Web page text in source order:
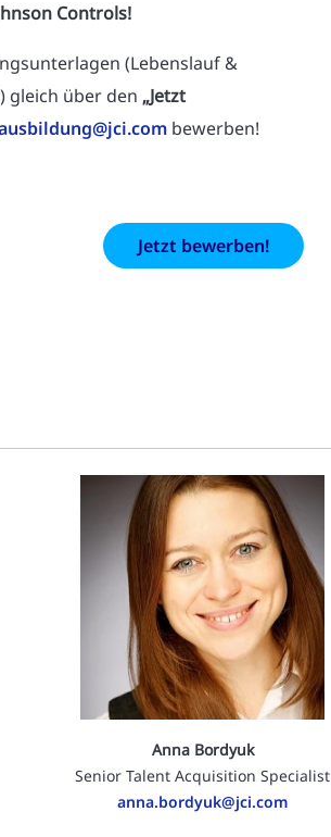
Controls!
(Lebenslauf &
gleich über den „Jetzt
bewerben!
Jetzt bewerben!
Anna Bordyuk
Senior Talent Acquisition Specialist
anna.bordyuk@jci.com